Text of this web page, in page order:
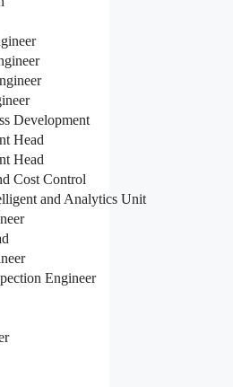
Development
Head
Head
Cost Control
and Analytics Unit
Engineer